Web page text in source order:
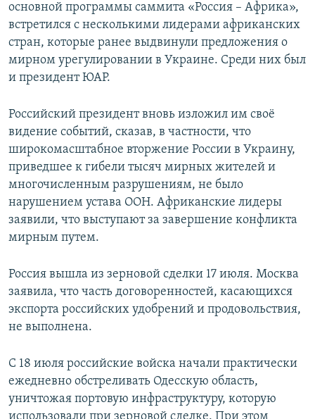
основной программы саммита «Россия – Африка»,
встретился с несколькими лидерами африканских
стран, которые ранее выдвинули предложения о
мирном урегулировании в Украине. Среди них был
и президент ЮАР.
Российский президент вновь изложил им своё
видение событий, сказав, в частности, что
широкомасштабное вторжение России в Украину,
приведшее к гибели тысяч мирных жителей и
многочисленным разрушениям, не было
нарушением устава ООН. Африканские лидеры
заявили, что выступают за завершение конфликта
мирным путем.
Россия вышла из зерновой сделки 17 июля. Москва
заявила, что часть договоренностей, касающихся
экспорта российских удобрений и продовольствия,
не выполнена.
С 18 июля российские войска начали практически
ежедневно обстреливать Одесскую область,
уничтожая портовую инфраструктуру, которую